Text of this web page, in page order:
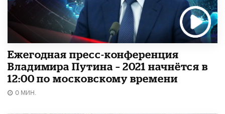
Ежегодная пресс-конференция
Владимира Путина – 2021 начнётся в
12:00 по московскому времени
0 МИН.